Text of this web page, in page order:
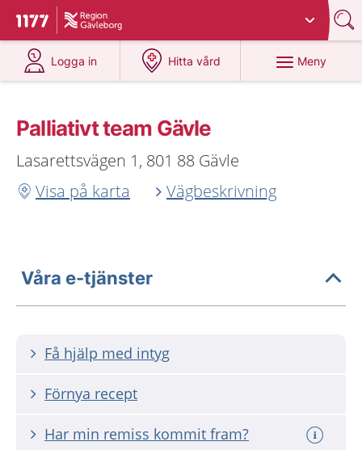
Till startsidan för 1177
Du har valt region
Logga in
på 1177.se
Hitta vård
på 1177.se
Meny
Palliativt team Gävle
Lasarettsvägen 1, 801 88 Gävle
Visa på karta
Vägbeskrivning
Våra e-tjänster
Få hjälp med intyg
Förnya recept
Har min remiss kommit fram?